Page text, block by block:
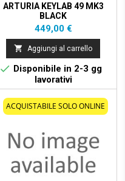
ARTURIA KEYLAB 49 MK3
BLACK
Prezzo
449,00 €
 Aggiungi al carrello
 Disponibile in 2-3 gg
lavorativi
ACQUISTABILE SOLO ONLINE